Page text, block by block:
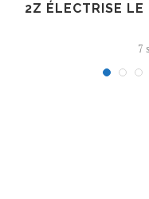
2Z ÉLECTRISE
7